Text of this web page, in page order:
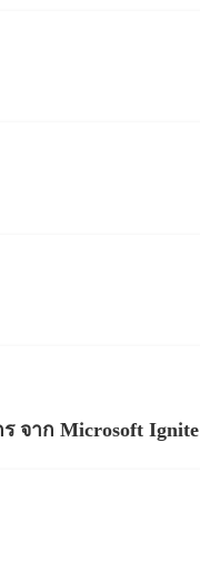
จาก Microsoft Ignite